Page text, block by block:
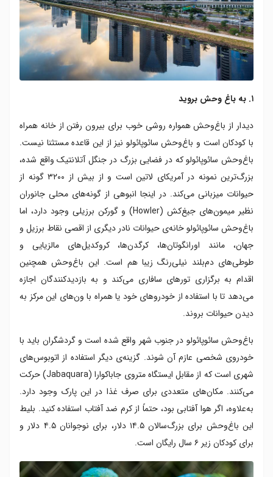
۱. به باغ وحش بروید
دیدار از باغ‌وحش همواره روشی خوب برای بیرون رفتن از خانه همراه
با کودکان است و باغ‌وحش سائوپائولو نیز از این قاعده مستثنا نیست.
باغ‌وحش سائوپائولو که در فضایی بزرگ در جنگل آتلانتیک واقع شده،
بزرگ‌ترین نمونه در آمریکای لاتین است و از بیش از ۳۲۰۰ گونه از
حیوانات میزبانی می‌کند. در اینجا انبوهی از گونه‌های محلی جانوران
نظیر میمون‌های جیغ‌کش (Howler) و گورکن برزیلی وجود دارد، اما
باغ‌وحش سائوپائولو خانه‌ی حیوانات نادر دیگری از اقصی نقاط برزیل و
جهان، مانند اورانگوتان‌ها، کرگدن‌ها، کروکدیل‌های مالزیایی و
طوطی‌های دم‌بلند نیلی‌رنگ زیبا هم است. این باغ‌وحش همچنین
اقدام به برگزاری تورهای سافاری می‌کند و به بازدیدکنندگان اجازه
می‌دهد تا با استفاده از خودروهای خود یا همراه با ون‌های این مرکز به
دیدن حیوانات بروند.
باغ‌وحش سائوپائولو در جنوب شهر واقع شده است و گردشگران باید با
خودروی شخصی عازم آن شوند. گزینه‌ی دیگر استفاده از اتوبوس‌های
شهری است که از مقابل ایستگاه متروی جاباکوارا (Jabaquara) حرکت
می‌کنند. مکان‌های متعددی برای صرف غذا در این پارک وجود دارد.
به‌علاوه، اگر هوا آفتابی بود، حتماً از کرم ضد آفتاب استفاده کنید. بلیط
این باغ‌وحش برای بزرگ‌سالان ۱۴.۵ دلار، برای نوجوانان ۴.۵ دلار و
برای کودکان زیر ۶ سال رایگان است.